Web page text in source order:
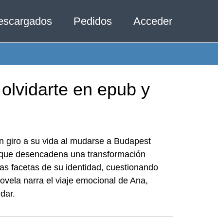
Pedidos Acceder
en epub y
giro a su vida al mudarse a Budapest
desencadena una transformación
facetas de su identidad, cuestionando
narra el viaje emocional de Ana,